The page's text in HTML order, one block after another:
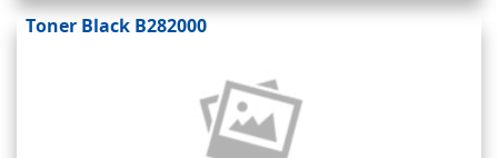
Toner Black B282000